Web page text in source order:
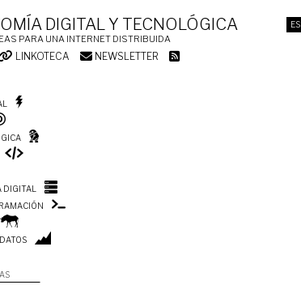
ES
DIGITAL Y TECNOLÓGICA
PARA UNA INTERNET DISTRIBUIDA
LINKOTECA NEWSLETTER
DIGITAL